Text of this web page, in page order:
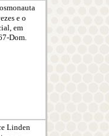
e o
em
Dom.
Linden